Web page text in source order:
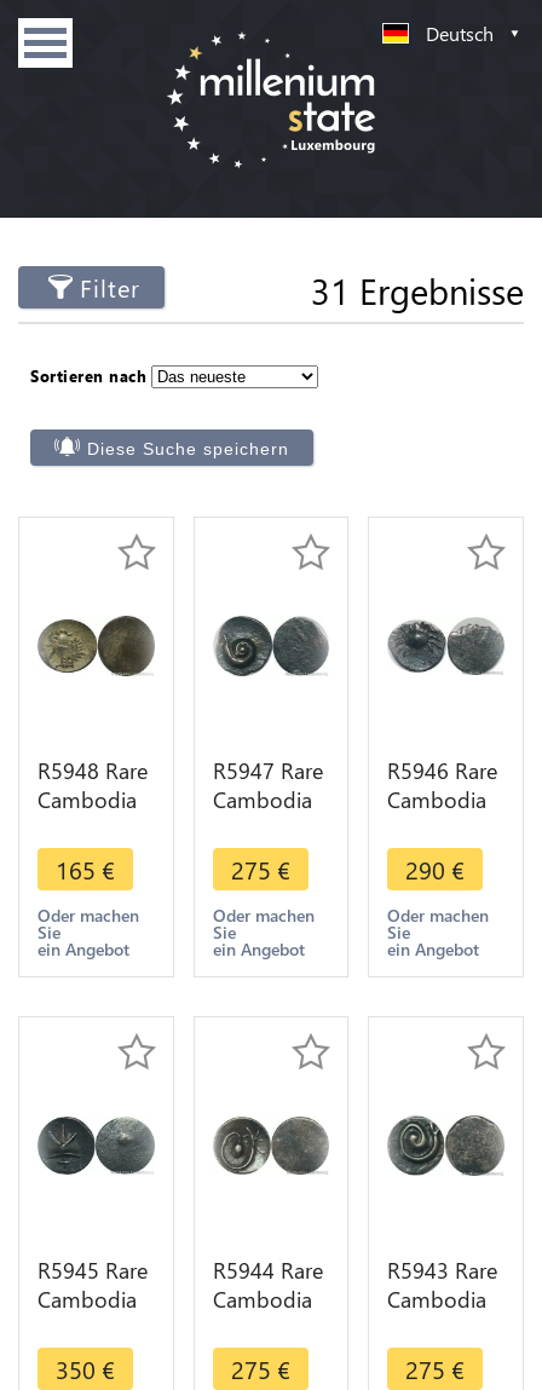
Deutsch
Filter 31 Ergebnisse
Sortieren nach
Diese Suche speichern
R5948 Rare
Cambodia
Fuang
Norodom I
ND 1847
Rooster
Silver AU
165 €
Oder machen
Sie
ein Angebot
R5947 Rare
Cambodia
Duong ND
1847 Lotus
flower seed
spiral Silver
AU
275 €
Oder machen
Sie
ein Angebot
R5946 Rare
Cambodia
Ang Duong
ND 1847
Crab
Uniface
Silver >M
290 €
Oder machen
Sie
ein Angebot
R5945 Rare
Cambodia
Duong ND
350 €
R5944 Rare
Cambodia
Ang Duong
275 €
R5943 Rare
Cambodia
Duong ND
275 €